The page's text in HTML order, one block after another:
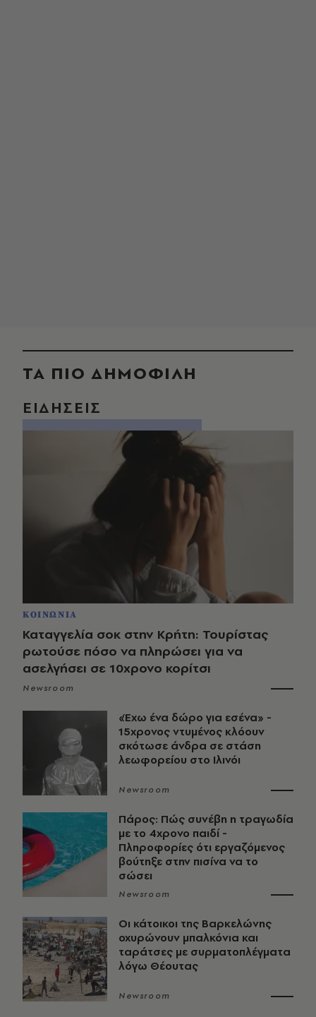
ΤΑ ΠΙΟ ΔΗΜΟΦΙΛΗ
ΕΙΔΗΣΕΙΣ
ΚΟΙΝΩΝΙΑ
Καταγγελία σοκ στην Κρήτη: Τουρίστας
ρωτούσε πόσο να πληρώσει για να
ασελγήσει σε 10χρονο κορίτσι
Newsroom
«Έχω ένα δώρο για εσένα» -
15χρονος ντυμένος κλόουν
σκότωσε άνδρα σε στάση
λεωφορείου στο Ιλινόι
Newsroom
Πάρος: Πώς συνέβη η τραγωδία
με το 4χρονο παιδί -
Πληροφορίες ότι εργαζόμενος
βούτηξε στην πισίνα να το
σώσει
Newsroom
Οι κάτοικοι της Βαρκελώνης
οχυρώνουν μπαλκόνια και
ταράτσες με συρματοπλέγματα
λόγω Θέουτας
Newsroom